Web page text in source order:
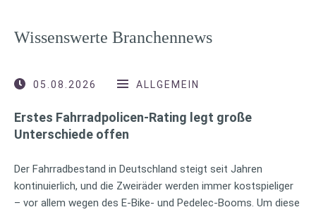
Wissenswerte Branchennews
05.08.2026 ALLGEMEIN
Erstes Fahrradpolicen-Rating legt große
Unterschiede offen
Der Fahrradbestand in Deutschland steigt seit Jahren
kontinuierlich, und die Zweiräder werden immer kostspieliger
– vor allem wegen des E-Bike- und Pedelec-Booms. Um diese